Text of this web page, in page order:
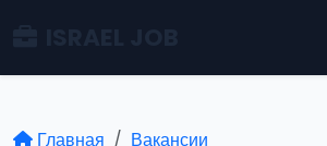
Главная
Вакансии